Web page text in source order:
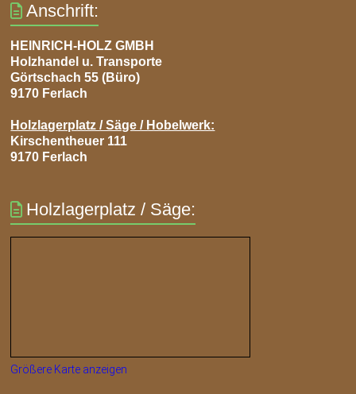
Anschrift:
HEINRICH-HOLZ GMBH
Holzhandel u. Transporte
Görtschach 55 (Büro)
9170 Ferlach
Holzlagerplatz / Säge / Hobelwerk:
Kirschentheuer 111
9170 Ferlach
Holzlagerplatz / Säge:
Größere Karte anzeigen